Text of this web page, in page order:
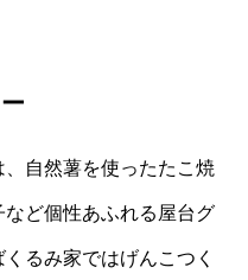
自然薯を使ったたこ焼
ど個性あふれる屋台グ
るみ家ではげんこつく